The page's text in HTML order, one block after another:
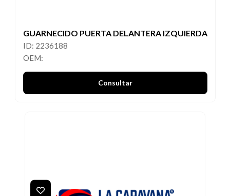
GUARNECIDO PUERTA DELANTERA IZQUIERDA
ID: 2236188
OEM:
Consultar